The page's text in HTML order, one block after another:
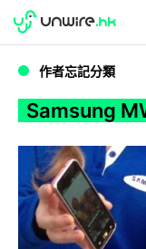
WWDC 2026
作者忘記分類
Samsung